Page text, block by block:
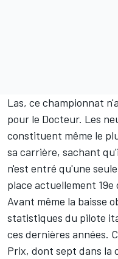
Las, ce championnat
pour le Docteur. Les
constituent même le
sa carrière, sachant
n'est entré qu'une
place actuellement
Avant même la baisse
statistiques du pilote
ces dernières années.
Prix, dont sept dans la